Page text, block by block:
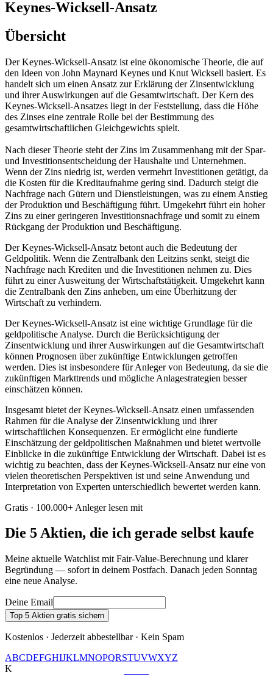
Keynes-Wicksell-Ansatz
Übersicht
Der Keynes-Wicksell-Ansatz ist eine ökonomische Theorie, die auf
den Ideen von John Maynard Keynes und Knut Wicksell basiert. Es
handelt sich um einen Ansatz zur Erklärung der Zinsentwicklung
und ihrer Auswirkungen auf die Gesamtwirtschaft. Der Kern des
Keynes-Wicksell-Ansatzes liegt in der Feststellung, dass die Höhe
des Zinses eine zentrale Rolle bei der Bestimmung des
gesamtwirtschaftlichen Gleichgewichts spielt.
Nach dieser Theorie steht der Zins im Zusammenhang mit der Spar-
und Investitionsentscheidung der Haushalte und Unternehmen.
Wenn der Zins niedrig ist, werden vermehrt Investitionen getätigt, da
die Kosten für die Kreditaufnahme gering sind. Dadurch steigt die
Nachfrage nach Gütern und Dienstleistungen, was zu einem Anstieg
der Produktion und Beschäftigung führt. Umgekehrt führt ein hoher
Zins zu einer geringeren Investitionsnachfrage und somit zu einem
Rückgang der Produktion und Beschäftigung.
Der Keynes-Wicksell-Ansatz betont auch die Bedeutung der
Geldpolitik. Wenn die Zentralbank den Leitzins senkt, steigt die
Nachfrage nach Krediten und die Investitionen nehmen zu. Dies
führt zu einer Ausweitung der Wirtschaftstätigkeit. Umgekehrt kann
die Zentralbank den Zins anheben, um eine Überhitzung der
Wirtschaft zu verhindern.
Der Keynes-Wicksell-Ansatz ist eine wichtige Grundlage für die
geldpolitische Analyse. Durch die Berücksichtigung der
Zinsentwicklung und ihrer Auswirkungen auf die Gesamtwirtschaft
können Prognosen über zukünftige Entwicklungen getroffen
werden. Dies ist insbesondere für Anleger von Bedeutung, da sie die
zukünftigen Markttrends und mögliche Anlagestrategien besser
einschätzen können.
Insgesamt bietet der Keynes-Wicksell-Ansatz einen umfassenden
Rahmen für die Analyse der Zinsentwicklung und ihrer
wirtschaftlichen Konsequenzen. Er ermöglicht eine fundierte
Einschätzung der geldpolitischen Maßnahmen und bietet wertvolle
Einblicke in die zukünftige Entwicklung der Wirtschaft. Dabei ist es
wichtig zu beachten, dass der Keynes-Wicksell-Ansatz nur eine von
vielen theoretischen Perspektiven ist und seine Anwendung und
Interpretation von Experten unterschiedlich bewertet werden kann.
Gratis · 100.000+ Anleger lesen mit
Die 5 Aktien, die ich gerade selbst kaufe
Meine aktuelle Watchlist mit Fair-Value-Berechnung und klarer
Begründung — sofort in deinem Postfach. Danach jeden Sonntag
eine neue Analyse.
Deine Email
Top 5 Aktien gratis sichern
Kostenlos · Jederzeit abbestellbar · Kein Spam
ABCDEFGHIJKLMNOPQRSTUVWXYZ
K